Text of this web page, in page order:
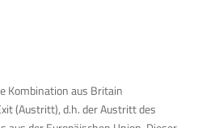
Kombination aus Britain
(Austritt), d.h. der Austritt des